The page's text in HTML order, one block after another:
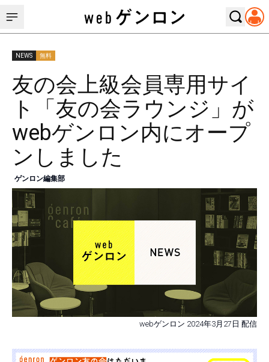
NEWS 無料
友の会上級会員専用サイ
ト「友の会ラウンジ」が
webゲンロン内にオープ
ンしました
ゲンロン編集部
webゲンロン 2024年3月27日 配信